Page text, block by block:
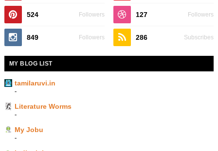
524 Followers 127 Followers
849 Followers 286 Subscribes
MY BLOG LIST
tamilaruvi.in
-
Literature Worms
-
My Jobu
-